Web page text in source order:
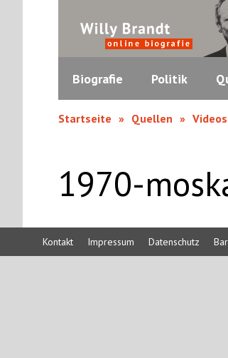
Biografie Politik
Startseite Quellen Videos
1970-
Kontakt Impressum Datenschutz